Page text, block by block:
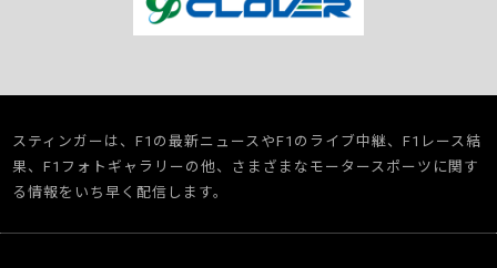
スティンガーは、F1の最新ニュースやF1のライブ中継、F1レース結
果、F1フォトギャラリーの他、さまざまなモータースポーツに関す
る情報をいち早く配信します。